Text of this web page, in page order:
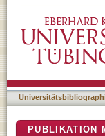
PUBLIKATION